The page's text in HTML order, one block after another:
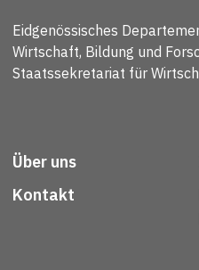
Eidgenössisches
Wirtschaft, Bildung und
Staatssekretariat für
Über uns
Kontakt